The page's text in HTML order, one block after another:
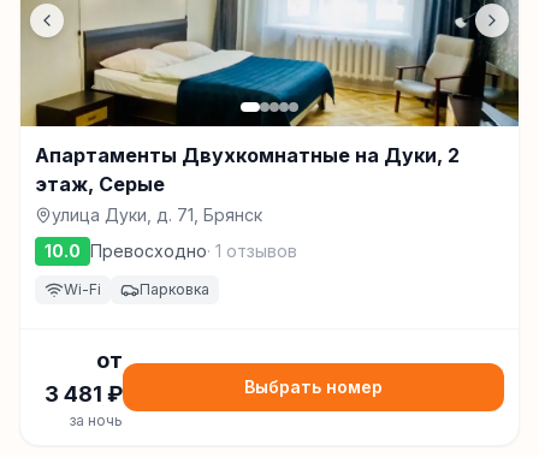
Апартаменты Двухкомнатные на Дуки, 2
этаж, Серые
улица Дуки, д. 71, Брянск
10.0 Превосходно· 1 отзывов
Wi-Fi Парковка
от
3 481 ₽
за ночь
Выбрать номер